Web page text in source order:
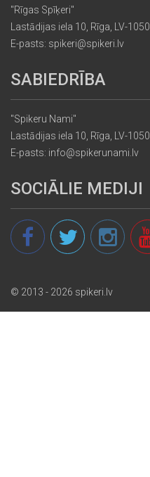
"Rīgas Spīķeri"
Lastādijas iela 10, Rīga, LV-1050
E-pasts: spikeri@spikeri.lv
SABIEDRĪBA
"Spikeru Nami"
Lastādijas iela 10, Rīga, LV-1050
E-pasts: info@spikerunami.lv
SOCIĀLIE MEDIJI
© 2013 - 2026 spikeri.lv